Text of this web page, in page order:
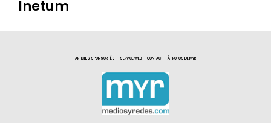
Inetum
ARTICLES SPONSORITÉS SERVICE WEB CONTACT À PROPOS DE MYR